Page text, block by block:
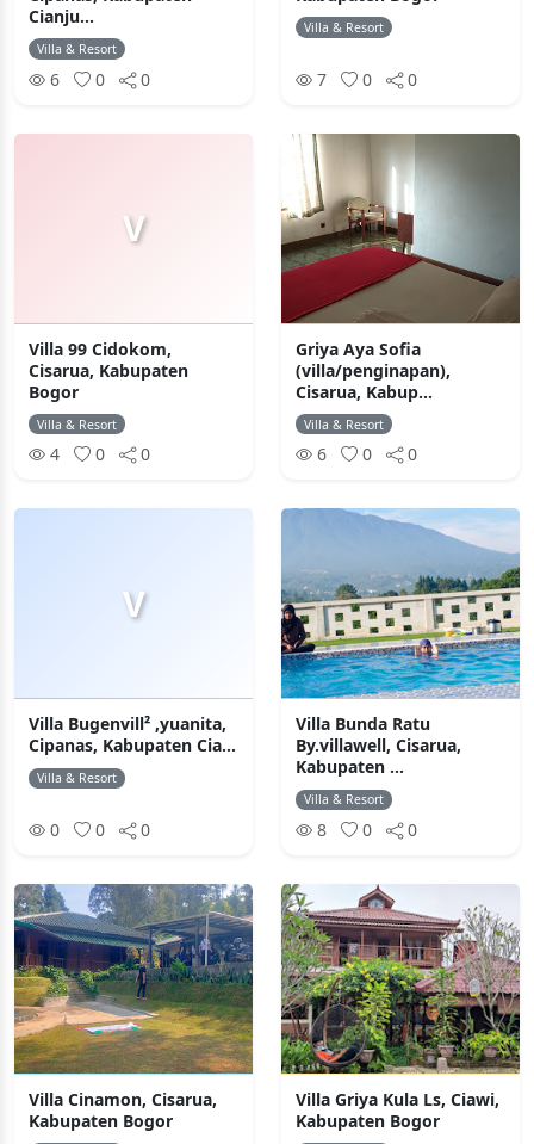
Cianju...
Villa & Resort
6 0 0
Villa & Resort
7 0 0
V
Villa 99 Cidokom,
Cisarua, Kabupaten
Bogor
Villa & Resort
4 0 0
Griya Aya Sofia
(villa/penginapan),
Cisarua, Kabup...
Villa & Resort
6 0 0
V
Villa Bugenvill² ,yuanita,
Cipanas, Kabupaten Cia...
Villa & Resort
0 0 0
Villa Bunda Ratu
By.villawell, Cisarua,
Kabupaten ...
Villa & Resort
8 0 0
Villa Cinamon, Cisarua,
Kabupaten Bogor
Villa Griya Kula Ls, Ciawi,
Kabupaten Bogor